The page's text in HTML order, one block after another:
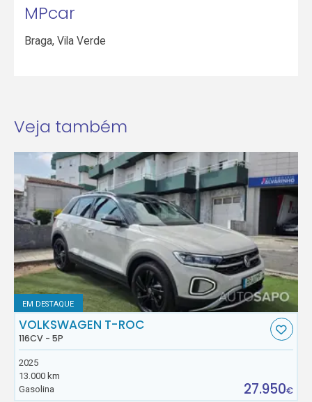
MPcar
Braga,Vila Verde
Veja também
EM DESTAQUE
VOLKSWAGEN T-ROC
116CV - 5P
2025
13.000 km
Gasolina
27.950€